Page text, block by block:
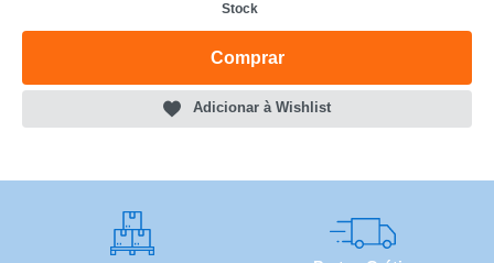
Stock
Comprar
Adicionar à Wishlist
MARCA